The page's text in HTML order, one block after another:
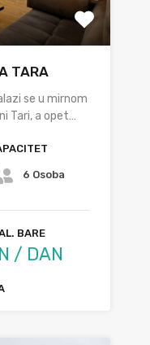
TARA
se u mirnom
Tari, a opet…
6 Osoba
BARE
/ DAN